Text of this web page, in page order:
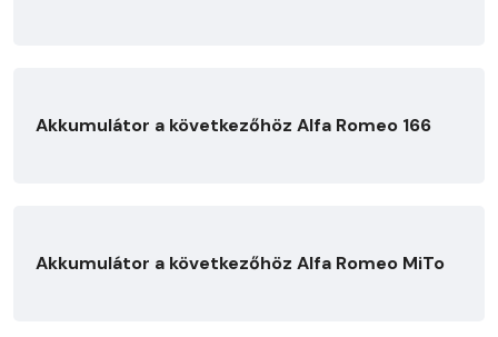
Akkumulátor a következőhöz Alfa Romeo 166
Akkumulátor a következőhöz Alfa Romeo MiTo